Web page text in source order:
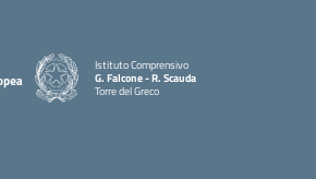
Istituto Comprensivo
G. Falcone - R. Scauda
Torre del Greco